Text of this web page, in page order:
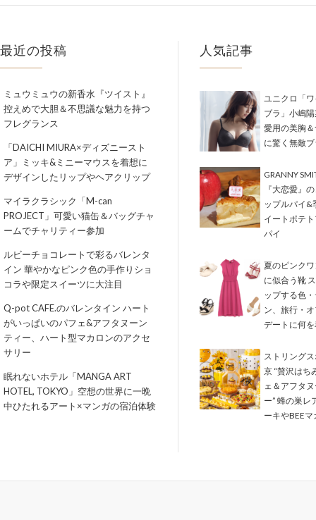
最近の投稿
ミュウミュウの新香水『ツイスト』
控えめで大胆＆不思議な魅力を持つ
フレグランス
「DAICHI MIURA×ディズニースト
ア」ミッキ&ミニーマウスを着想に
デザインしたリップやヘアクリップ
マイラクラシック「M-can
PROJECT」可愛い猫缶＆バッグチャ
ームでチャリティー参加
ルビーチョコレートで彩るバレンタ
イン 華やかなピンク色の手作りショ
コラや限定スイーツに大注目
Q-pot CAFE.のバレンタイン ハート
がいっぱいのパフェ&アフタヌーン
ティー、ハート型マカロンのアクセ
サリー
眠れないホテル「MANGA ART
HOTEL, TOKYO」空想の世界に一晩
中ひたれるアート×マンガの宿泊体験
人気記事
ユニクロ「
ブラ」小嶋
愛用の美胸
に驚く無敵ブ
GRANNY
『大恋愛』
ップルパイ&
イートポテ
パイ
夏のピンク
に似合う靴
ップする色
ン、旅行・
デートに何
ストリング
京 “贅沢はち
ェ＆アフタ
ー” 蜂の巣レ
ーキやBEEマ